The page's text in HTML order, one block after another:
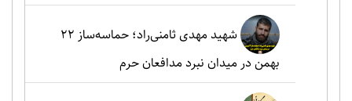
شهید مهدی ثامنی‌راد؛ حماسه‌ساز ۲۲
بهمن در میدان نبرد مدافعان حرم